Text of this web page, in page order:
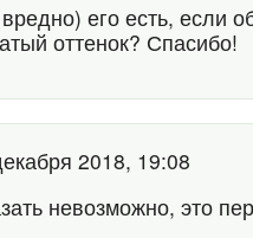
его есть, если
оттенок? Спасибо!
2018, 19:08
невозможно, это